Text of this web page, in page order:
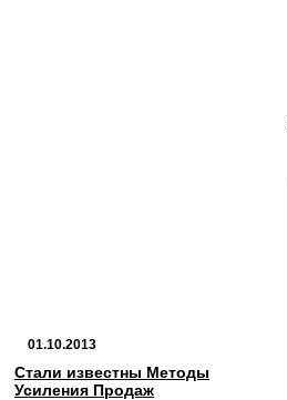
01.10.2013
Стали известны Методы
Усиления Продаж